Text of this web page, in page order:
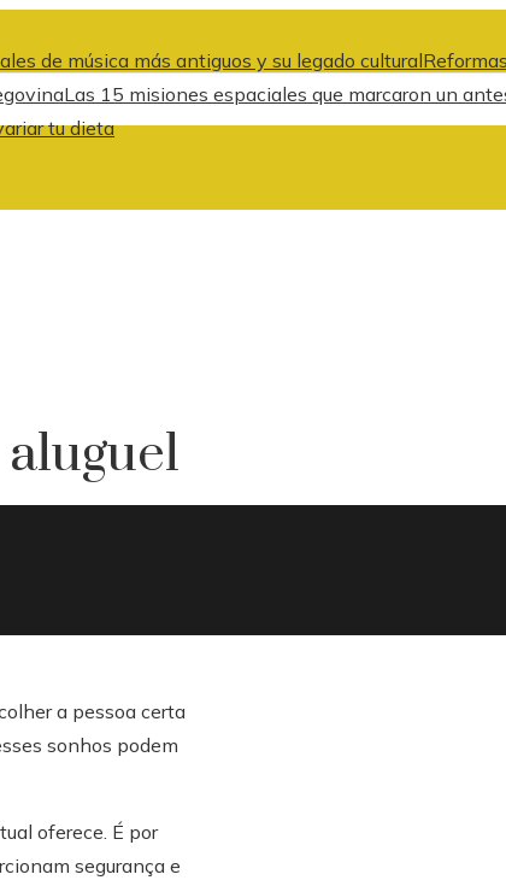
de música más antiguos y su legado cultural
Las 15 misiones espaciales que marcaron un
tu dieta
a pessoa certa
sonhos podem
oferece. É por
segurança e